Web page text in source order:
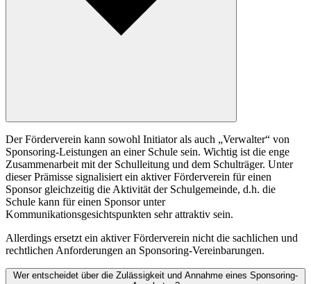
Der Förderverein kann sowohl Initiator als auch „Verwalter“ von
Sponsoring-Leistungen an einer Schule sein. Wichtig ist die enge
Zusammenarbeit mit der Schulleitung und dem Schulträger. Unter
dieser Prämisse signalisiert ein aktiver Förderverein für einen
Sponsor gleichzeitig die Aktivität der Schulgemeinde, d.h. die
Schule kann für einen Sponsor unter
Kommunikationsgesichtspunkten sehr attraktiv sein.
Allerdings ersetzt ein aktiver Förderverein nicht die sachlichen und
rechtlichen Anforderungen an Sponsoring-Vereinbarungen.
Wer entscheidet über die Zulässigkeit und Annahme eines Sponsoring-